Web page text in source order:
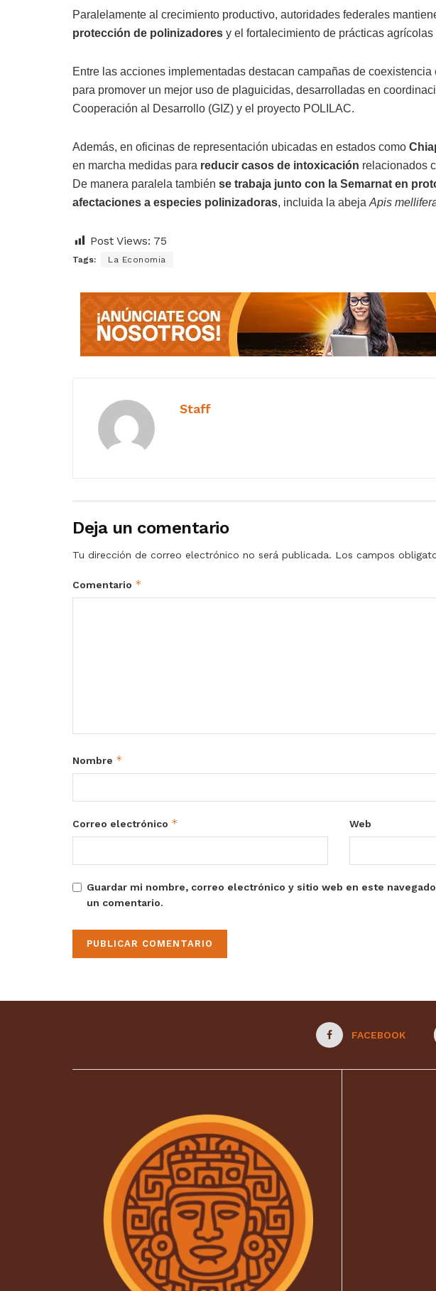
Paralelamente al crecimiento productivo, autoridades federales
protección de polinizadores y el fortalecimiento de prácticas agrícolas
Entre las acciones implementadas destacan campañas de coexistencia
para promover un mejor uso de plaguicidas, desarrolladas en
Cooperación al Desarrollo (GIZ) y el proyecto POLILAC.
Además, en oficinas de representación ubicadas en estados como
en marcha medidas para reducir casos de intoxicación relacionados
De manera paralela también se trabaja junto con la Semarnat en
afectaciones a especies polinizadoras, incluida la abeja Apis
Post Views: 75
Tags: La Economia
Staff
Deja un comentario
Tu dirección de correo electrónico no será publicada. Los campos
Comentario *
Nombre *
Correo electrónico * Web
Guardar mi nombre, correo electrónico y sitio web en este
un comentario.
FACEBOOK